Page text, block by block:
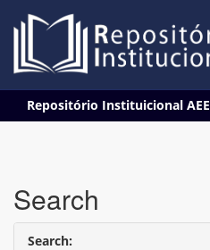
navigation
Repositório Instituicional AEE
Search
Search: